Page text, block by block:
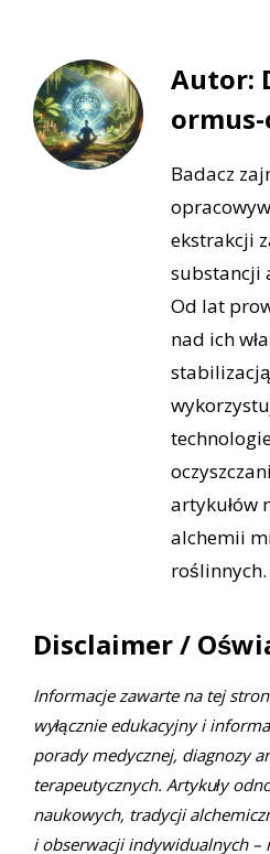
Autor:
Badacz
ekstrakcji
substancji
Od lat
nad ich
artykułów
alchemii
roślinnych.
Disclaimer /
Informacje zawarte na tej
wyłącznie edukacyjny i
porady medycznej, diagnozy
terapeutycznych. Artykuły
naukowych, tradycji
i obserwacji indywidualnych –